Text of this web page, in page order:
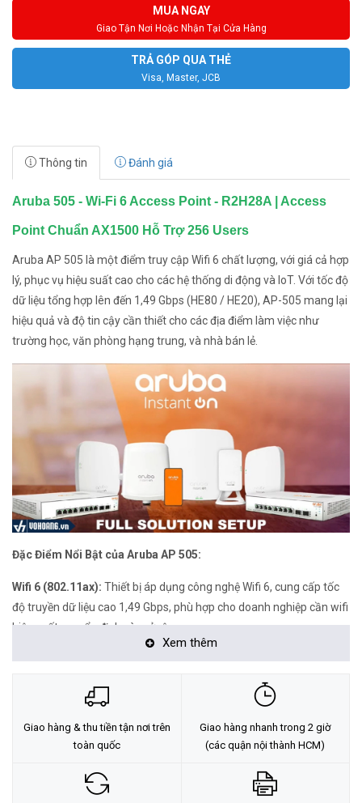
MUA NGAY
Giao Tận Nơi Hoặc Nhận Tại Cửa Hàng
TRẢ GÓP QUA THẺ
Visa, Master, JCB
Thông tin Đánh giá
Aruba 505 - Wi-Fi 6 Access Point - R2H28A | Access
Point Chuẩn AX1500 Hỗ Trợ 256 Users
Aruba AP 505 là một điểm truy cập Wifi 6 chất lượng, với giá cả hợp
lý, phục vụ hiệu suất cao cho các hệ thống di động và IoT. Với tốc độ
dữ liệu tổng hợp lên đến 1,49 Gbps (HE80 / HE20), AP-505 mang lại
hiệu quả và độ tin cậy cần thiết cho các địa điểm làm việc như
trường học, văn phòng hạng trung, và nhà bán lẻ.
Đặc Điểm Nổi Bật của Aruba AP 505:
Wifi 6 (802.11ax): Thiết bị áp dụng công nghệ Wifi 6, cung cấp tốc
độ truyền dữ liệu cao 1,49 Gbps, phù hợp cho doanh nghiệp cần wifi
hiệu suất cao, ổn định và mở rộng.
OFDMA và MU-MIMO:Tận dụng tính năng OFDMA và MU-
MIMO, giảm thời gian tranh chấp giữa các thiết bị khách, tối ưu
hiệu suất wifi.
Công Nghệ AI - Air Match:
Sử dụng tính năng tự học của AI,
Air Match tối ưu hóa RF tự động, giúp wifi luôn ổn định và
mượt mà mà không cần can thiệp thủ công.
Xem thêm
Giao hàng & thu tiền tận nơi trên
toàn quốc
Giao hàng nhanh trong 2 giờ
(các quận nội thành HCM)